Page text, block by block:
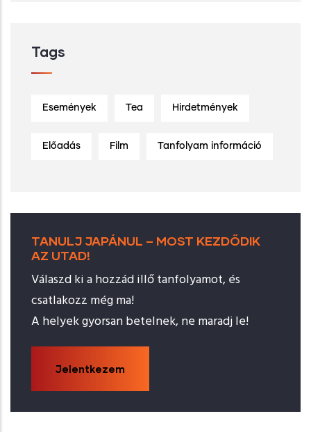
Tags
Események Tea Hirdetmények
Előadás Film Tanfolyam információ
TANULJ JAPÁNUL – MOST KEZDŐDIK
AZ UTAD!
Válaszd ki a hozzád illő tanfolyamot, és
csatlakozz még ma!
A helyek gyorsan betelnek, ne maradj le!
Jelentkezem